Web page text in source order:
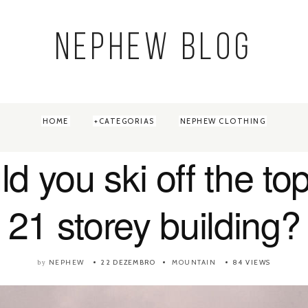
NEPHEW BLOG
HOME CATEGORIAS NEPHEW CLOTHING
you ski off the
21 storey building?
by NEPHEW 22 DEZEMBRO MOUNTAIN 84 VIEWS